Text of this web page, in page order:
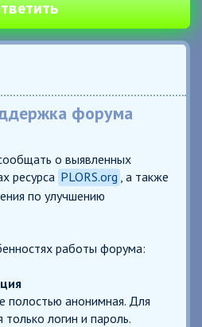
форума
о выявленных
ресурса PLORS.org , а также
по улучшению
работы форума:
полостью анонимная. Для
только логин и пароль.